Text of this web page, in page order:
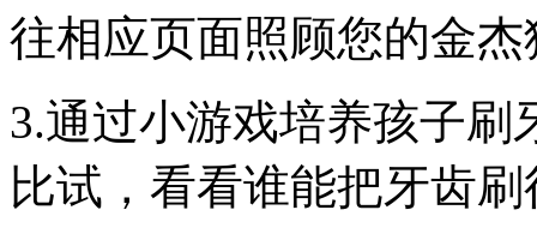
往相应页面照顾您的金杰
3.通过小游戏培养孩子
比试，看看谁能把牙齿